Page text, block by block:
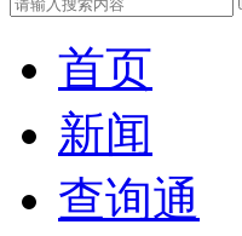
首页
新闻
查询通